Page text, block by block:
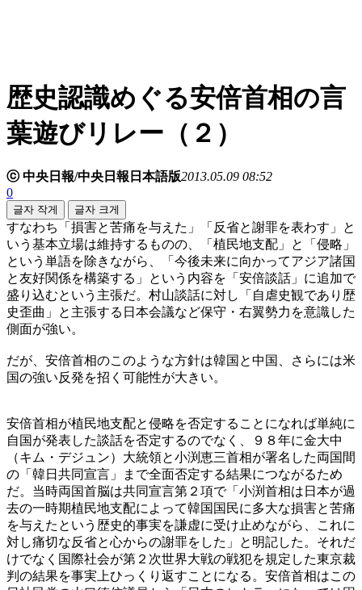
歴史認識めぐる安倍首相の言
葉遊びリレー（２）
ⓒ 中央日報/中央日報日本語版2013.05.09 08:52
0
글자 작게 글자 크게
すなわち「損害と苦痛を与えた」「反省と謝罪を表わす」と
いう基本立場は維持するものの、「植民地支配」と「侵略」
という単語を除きながら、「今後未来に向かってアジア諸国
と友好関係を構築する」という内容を「安倍談話」に追加で
盛り込むという主張だ。村山談話に対し「自虐史観であり歴
史歪曲」と主張する日本会議など保守・右翼勢力を意識した
側面が強い。
だが、安倍首相のこのような方針は韓国と中国、さらには米
国の強い反発を招く可能性が大きい。
安倍首相が植民地支配と侵略を否定することになれば単純に
自国が発表した談話を否定するのでなく、９８年に金大中
（キム・デジュン）大統領と小渕恵三首相が署名した両国間
の「韓日共同宣言」まで全面否定する結果につながるため
だ。当時両国首脳は共同宣言第２項で「小渕首相は日本が過
去の一時期植民地支配によって韓国国民に多大な損害と苦痛
を与えたという歴史的事実を謙虚に受け止めながら、これに
対し痛切な反省と心からの謝罪をした」と明記した。それだ
けでなく国際社会が第２次世界大戦の戦犯を規定した東京裁
判の結果を事実上ひっくり返すことになる。安倍首相はこの